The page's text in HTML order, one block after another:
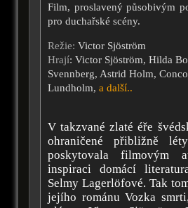
Film, proslavený působivým
pro duchařské scény.
Režie: Victor Sjöström
Hrají: Victor Sjöström, Hilda
Svennberg, Astrid Holm,
Lundholm, a další..
V takzvané zlaté éře
ohraničené přibližně
poskytovala filmovým
inspiraci domácí
Selmy Lagerlöfové. Tak
jejího románu Vozka